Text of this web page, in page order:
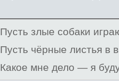
Пусть злые собаки
Пусть чёрные листья в
Какое мне дело — я